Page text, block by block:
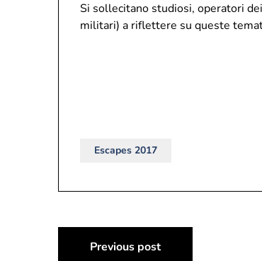
Si sollecitano studiosi, operatori
militari) a riflettere su queste
Escapes 2017
Navigazione
Previous post